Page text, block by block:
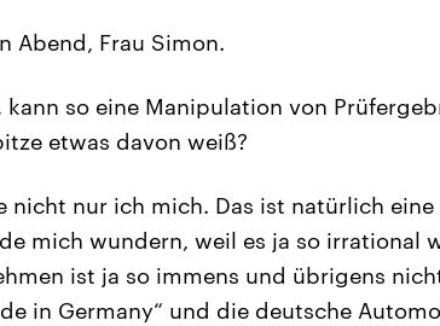
Abend, Frau Simon.
kann so eine Manipulation von
etwas davon weiß?
nicht nur ich mich. Das ist natürlich
mich wundern, weil es ja so irrational
ist ja so immens und übrigens
in Germany“ und die deutsche